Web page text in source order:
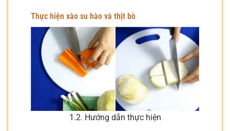
Thực hiện xào su hào và thịt bò
1.2. Hướng dẫn thực hiện